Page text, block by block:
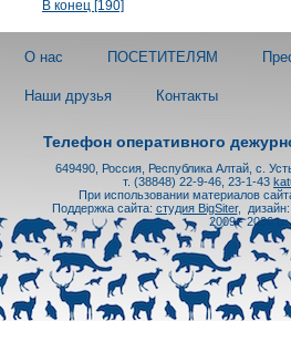
В конец [190]
О нас ПОСЕТИТЕЛЯМ
Наши друзья Контакты
Телефон оперативного
649490, Россия, Республика Алтай, с.
т. (38848) 22-9-46, 23-1-43
При использовании материалов
Поддержка сайта: студия BigSiter,
2009 - 2026 гг.